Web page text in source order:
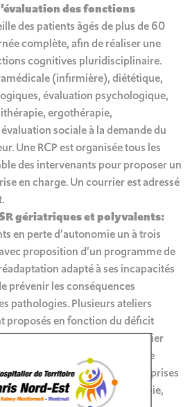
des fonctions
des patients âgés de plus de 60
complète, afin de réaliser une
cognitives pluridisciplinaire.
(infirmière), diététique,
évaluation psychologique,
ergothérapie,
sociale à la demande du
Une RCP est organisée tous les
des intervenants pour proposer un
en charge. Un courrier est adressé
gériatriques et polyvalents:
en perte d’autonomie un à trois
proposition d’un programme de
adapté à ses incapacités
prévenir les conséquences
pathologies. Plusieurs ateliers
proposés en fonction du déficit
– atelier relevé du sol – atelier
–Activité Physique
stimulation cognitive.
Les prises
concernent la kinésithérapie,